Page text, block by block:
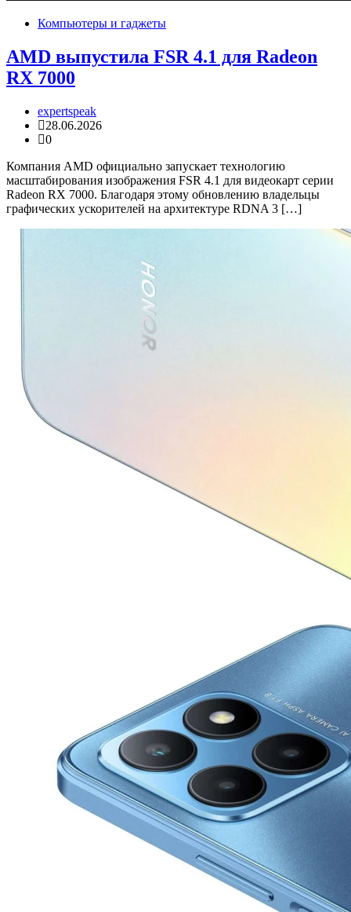
Компьютеры и гаджеты
AMD выпустила FSR 4.1 для Radeon
RX 7000
expertspeak
28.06.2026
0
Компания AMD официально запускает технологию
масштабирования изображения FSR 4.1 для видеокарт серии
Radeon RX 7000. Благодаря этому обновлению владельцы
графических ускорителей на архитектуре RDNA 3 […]